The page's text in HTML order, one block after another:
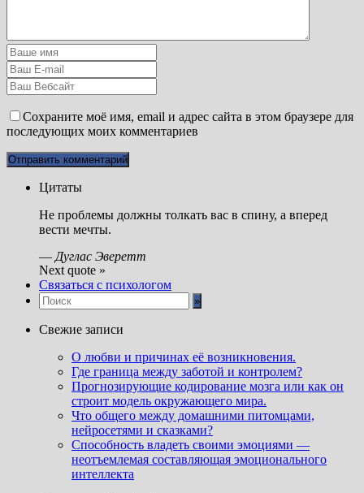
Сохраните моё имя, email и адрес сайта в этом браузере для
последующих моих комментариев
Цитаты
Не проблемы должны толкать вас в спину, а вперед
вести мечты.
— Дуглас Эверетт
Next quote »
Связаться с психологом
Свежие записи
О любви и причинах её возникновения.
Где граница между заботой и контролем?
Прогнозирующие кодирование мозга или как он
строит модель окружающего мира.
Что общего между домашними питомцами,
нейросетями и сказками?
Способность владеть своими эмоциями —
неотъемлемая составляющая эмоционального
интеллекта